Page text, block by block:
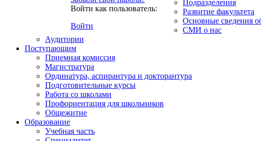
Войти как пользователь:
Войти
Подразделения
Развитие факультета
Основные сведения
СМИ о нас
Аудитории
Поступающим
Приемная комиссия
Магистратура
Ординатура, аспирантура и докторантура
Подготовительные курсы
Работа со школами
Профориентация для школьников
Общежитие
Образование
Учебная часть